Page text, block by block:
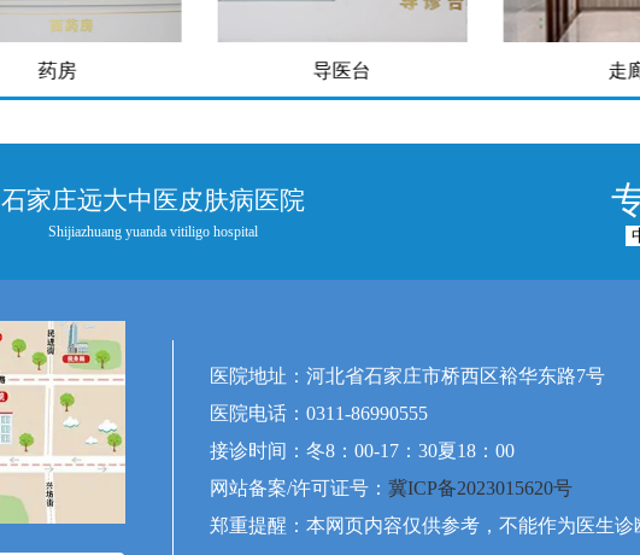
药房 导医台 走
石家庄远大中医皮肤病医院
Shijiazhuang yuanda vitiligo hospital
医院地址：河北省石家庄市桥西区裕华东路7号
医院电话：0311-86990555
接诊时间：冬8：00-17：30夏18：00
网站备案/许可证号： 冀ICP备2023015620号
郑重提醒：本网页内容仅供参考，不能作为医生诊